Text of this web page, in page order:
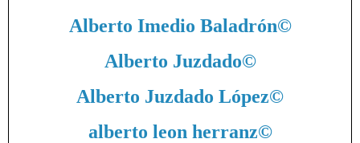
Alberto Imedio Baladrón©
Alberto Juzdado©
Alberto Juzdado López©
alberto leon herranz©